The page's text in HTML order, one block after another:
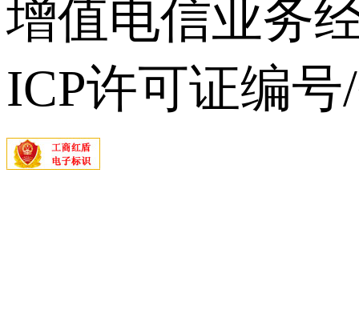
增值电信业务
ICP许可证编号